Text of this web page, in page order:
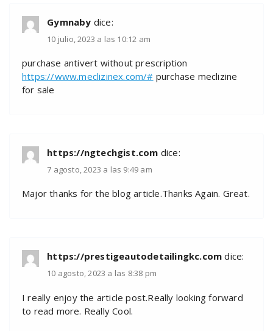
Gymnaby dice:
10 julio, 2023 a las 10:12 am
purchase antivert without prescription
https://www.meclizinex.com/# purchase meclizine
for sale
https://ngtechgist.com dice:
7 agosto, 2023 a las 9:49 am
Major thanks for the blog article.Thanks Again. Great.
https://prestigeautodetailingkc.com dice:
10 agosto, 2023 a las 8:38 pm
I really enjoy the article post.Really looking forward
to read more. Really Cool.